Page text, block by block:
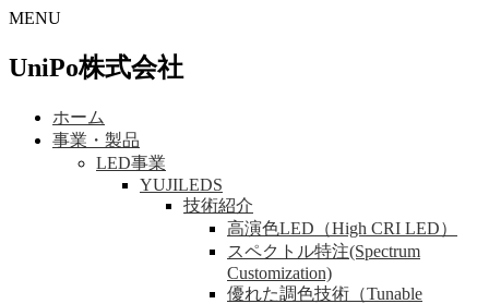
MENU
UniPo株式会社
ホーム
事業・製品
LED事業
YUJILEDS
技術紹介
高演色LED（High CRI LED）
スペクトル特注(Spectrum
Customization)
優れた調色技術（Tunable